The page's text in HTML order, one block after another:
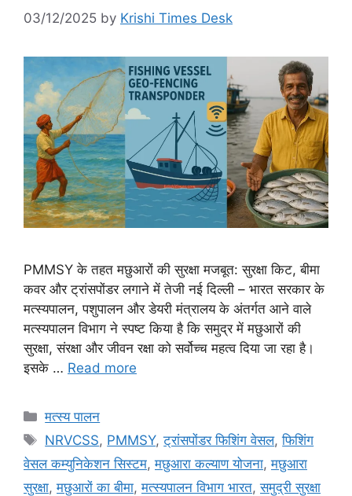
03/12/2025 by Krishi Times Desk
PMMSY के तहत मछुआरों की सुरक्षा मजबूत: सुरक्षा किट, बीमा
कवर और ट्रांसपोंडर लगाने में तेजी नई दिल्ली – भारत सरकार के
मत्स्यपालन, पशुपालन और डेयरी मंत्रालय के अंतर्गत आने वाले
मत्स्यपालन विभाग ने स्पष्ट किया है कि समुद्र में मछुआरों की
सुरक्षा, संरक्षा और जीवन रक्षा को सर्वोच्च महत्व दिया जा रहा है।
इसके … Read more
मत्स्य पालन
NRVCSS, PMMSY,ट्रांसपोंडर फिशिंग वेसल,फिशिंग
वेसल कम्युनिकेशन सिस्टम,मछुआरा कल्याण योजना,मछुआरा
सुरक्षा,मछुआरों का बीमा,मत्स्यपालन विभाग भारत,समुद्री सुरक्षा